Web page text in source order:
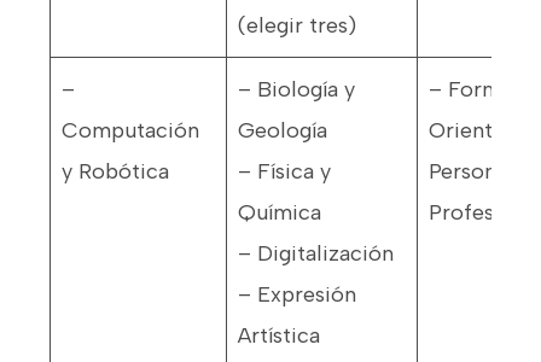
(elegir tres)
–
Computación
y Robótica
– Biología y
Geología
– Física y
Química
– Digitalización
– Expresión
Artística
–
Personal y